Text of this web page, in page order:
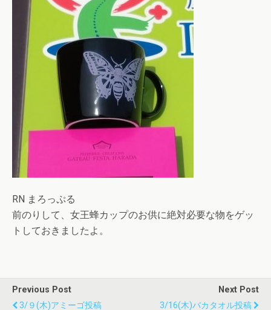
RN まろっぷる
前のりして、女王蜂カップのお供に絶対必要な物をゲッ
トしておきましたよ。
Previous Post
3/９(木)アミーゴ投稿
Next Post
3/16(木)バカタオル投稿